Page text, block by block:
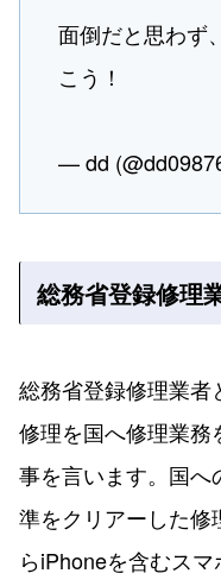
面倒だと思わず
こう！
— dd
総務省登録修理
総務省登録修理業
修理を国へ修理業
事を言います。国へ
準をクリアーした
らiPhoneを含むス